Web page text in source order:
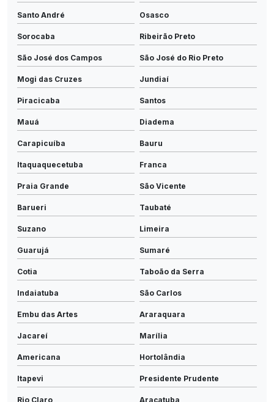
Santo André Osasco
Sorocaba Ribeirão Preto
São José dos Campos São José do Rio Preto
Mogi das Cruzes Jundiaí
Piracicaba Santos
Mauá Diadema
Carapicuíba Bauru
Itaquaquecetuba Franca
Praia Grande São Vicente
Barueri Taubaté
Suzano Limeira
Guarujá Sumaré
Cotia Taboão da Serra
Indaiatuba São Carlos
Embu das Artes Araraquara
Jacareí Marília
Americana Hortolândia
Itapevi Presidente Prudente
Rio Claro Araçatuba